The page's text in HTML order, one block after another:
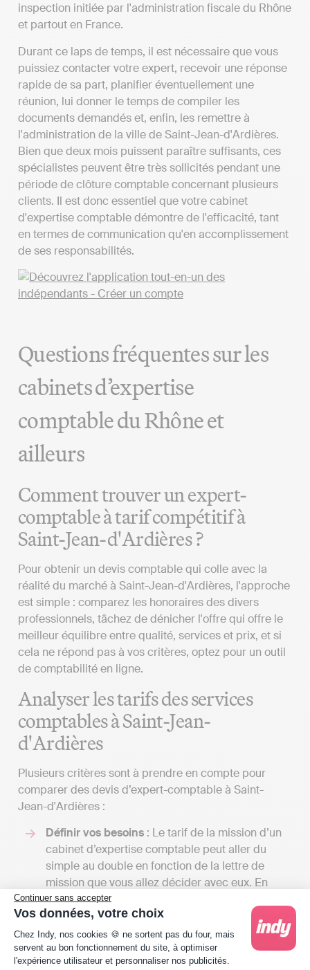
Continuer sans accepter
Vos données, votre choix
Plateforme de Gestion du Consentement :
Chez Indy, nos cookies 🍪 ne sortent pas du four, mais
servent au bon fonctionnement du site, à optimiser
l'expérience utilisateur et personnaliser nos publicités.
inspection initiée par l'administration fiscale du Rhône
et partout en France.
Durant ce laps de temps, il est nécessaire que vous
puissiez contacter votre expert, recevoir une réponse
rapide de sa part, planifier éventuellement une
réunion, lui donner le temps de compiler les
documents demandés et, enfin, les remettre à
l'administration de la ville de Saint-Jean-d'Ardières.
Bien que deux mois puissent paraître suffisants, ces
spécialistes peuvent être très sollicités pendant une
période de clôture comptable concernant plusieurs
clients. Il est donc essentiel que votre cabinet
d'expertise comptable démontre de l'efficacité, tant
en termes de communication qu'en accomplissement
de ses responsabilités.
Questions fréquentes sur les
cabinets d’expertise
comptable du Rhône et
ailleurs
Comment trouver un expert-
comptable à tarif compétitif à
Saint-Jean-d'Ardières ?
Pour obtenir un devis comptable qui colle avec la
réalité du marché à Saint-Jean-d'Ardières, l'approche
est simple : comparez les honoraires des divers
professionnels, tâchez de dénicher l'offre qui offre le
meilleur équilibre entre qualité, services et prix, et si
cela ne répond pas à vos critères, optez pour un outil
de comptabilité en ligne.
Analyser les tarifs des services
comptables à Saint-Jean-
d'Ardières
Plusieurs critères sont à prendre en compte pour
comparer des devis d’expert-comptable à Saint-
Jean-d'Ardières :
Définir vos besoins : Le tarif de la mission d’un
cabinet d’expertise comptable peut aller du
simple au double en fonction de la lettre de
mission que vous allez décider avec eux. En
effet, la variété de services proposés par un
expert-comptable peut être très importante. En
rencontrer plusieurs vous permettra de recevoir
de nombreux devis et de comparer les tarifs en
fonction des services proposés. Cela vous